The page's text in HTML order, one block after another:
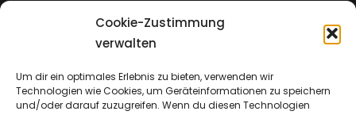
Cookie-Zustimmung
verwalten
Um dir ein optimales Erlebnis zu bieten, verwenden wir
Technologien wie Cookies, um Geräteinformationen zu speichern
und/oder darauf zuzugreifen. Wenn du diesen Technologien
Datenschutz